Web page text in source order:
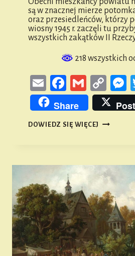
są w znacznej mierze
oraz przesiedleńców, którzy
wiosny 1945 r. zaczęli tu
wszystkich zakątków II
218 wszystkich
EmailFacebook
Gmail
Link
Share Post
DOWIEDZ SIĘ WIĘCEJ